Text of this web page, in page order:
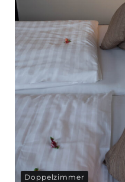
Doppelzimmer